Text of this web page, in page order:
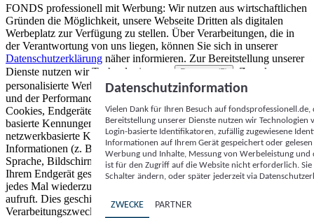
FONDS professionell mit Werbung: Wir nutzen aus wirtschaftlichen
Gründen die Möglichkeit, unsere Webseite Dritten als digitalen
Werbeplatz zur Verfügung zu stellen. Über Verarbeitungen, die in
der Verantwortung von uns liegen, können Sie sich in unserer
Datenschutzerklärung näher informieren. Zur Bereitstellung unserer
Dienste nutzen wir Technologien von
Partnern (5)
. Zwecke:
personalisierte Werbung und Inhalte, Messung von Werbeleistung
und der Performance von Inhalten sowie Zielgruppenforschung.
Cookies, Endgeräte- oder ähnliche Online-Kennungen (z. B. login-
basierte Kennungen, zufällig generierte Kennungen,
netzwerkbasierte Kennungen) können zusammen mit anderen
Informationen (z. B. Browsertyp und Browserinformationen,
Sprache, Bildschirmgröße, unterstützte Technologien usw.) auf
Ihrem Endgerät gespeichert oder von dort ausgelesen werden, um es
jedes Mal wiederzuerkennen, wenn es eine App oder einer Webseite
aufruft. Dies geschieht für einen oder mehrere der hier aufgeführten
Verarbeitungszwecke.
Datenschutzinformation
Vielen Dank für Ihren Besuch auf
Bereitstellung unserer Dienste nutzen wir Technologien
Login-basierte Identifikatoren, zufällig zugewiesene
Informationen auf Ihrem Gerät gespeichert oder
Werbung und Inhalte, Messung von Werbeleistung
ist für den Zugriff auf die Website nicht erforderlich.
Schalter ändern, oder später jederzeit via
ZWECKE PARTNER